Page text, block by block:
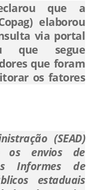
que a
elaborou
via portal
que segue
que foram
os fatores
(SEAD)
os envios de
Informes de
estaduais